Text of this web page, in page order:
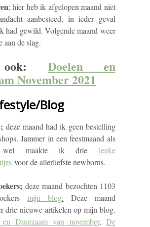
; hier heb ik afgelopen maand niet
aanbesteed, in ieder geval
had gewild. Volgende maand weer
aan de slag.
ook:Doelen en
November 2021
Blog
deze maand had ik geen bestelling
Jammer in een feestmaand als
wel maakte ik drie leuke
voor de allerliefste newborns.
;deze maand bezochten 1103
mijn blog. Deze maand
drie nieuwe artikelen op mijn blog.
Duurzaam van november, De